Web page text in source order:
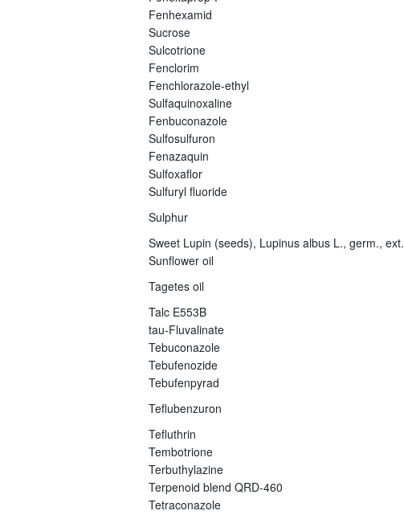
Fenhexamid
Sucrose
Sulcotrione
Fenclorim
Fenchlorazole-ethyl
Sulfaquinoxaline
Fenbuconazole
Sulfosulfuron
Fenazaquin
Sulfoxaflor
Sulfuryl fluoride
Sulphur
Sweet Lupin (seeds), Lupinus albus L., germ., ext.
Sunflower oil
Tagetes oil
Talc E553B
tau-Fluvalinate
Tebuconazole
Tebufenozide
Tebufenpyrad
Teflubenzuron
Tefluthrin
Tembotrione
Terbuthylazine
Terpenoid blend QRD-460
Tetraconazole